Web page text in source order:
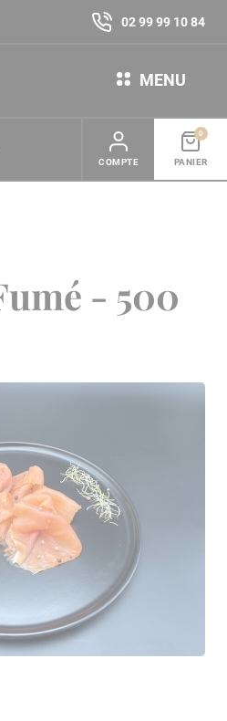
02 99 99 10 84
MENU
COMPTE PANIER
0
- 500